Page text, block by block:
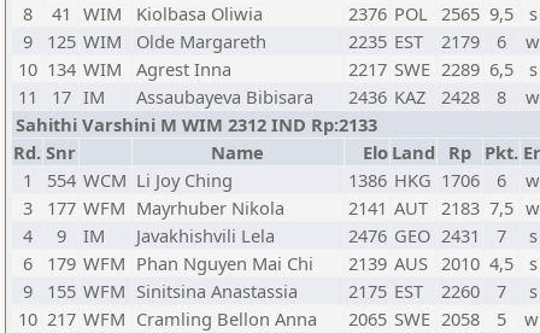
8
41 WIM Kiolbasa Oliwia 2376 POL 2565 9,5
9
125 WIM Olde Margareth 2235 EST 2179 6
10 134 WIM Agrest Inna 2217 SWE 2289 6,5
11
17 IM Assaubayeva Bibisara 2436 KAZ 2428 8
Sahithi Varshini M WIM 2312 IND Rp:2133
Rd. Snr Name Elo Land Rp Pkt.
1
554 WCM Li Joy Ching 1386 HKG 1706 6
3
177 WFM Mayrhuber Nikola 2141 AUT 2183 7,5
4
9 IM Javakhishvili Lela 2476 GEO 2431 7
6
179 WFM Phan Nguyen Mai Chi 2139 AUS 2010 4,5
9
155 WFM Sinitsina Anastassia 2175 EST 2260 7
10 217 WFM Cramling Bellon Anna 2065 SWE 2058 5